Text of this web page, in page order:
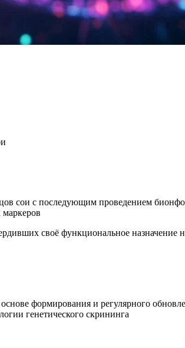
сои с последующим проведением
своё функциональное
формирования и регулярного
генетического скрининга